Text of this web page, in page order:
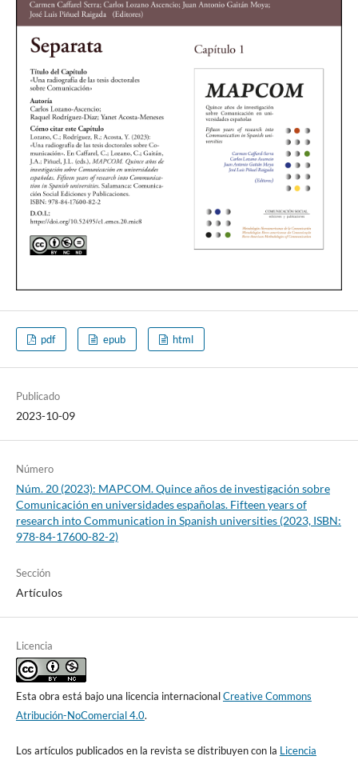
pdf epub html
Publicado
2023-10-09
Número
Núm. 20 (2023): MAPCOM. Quince años de investigación sobre
Comunicación en universidades españolas. Fifteen years of
research into Communication in Spanish universities (2023, ISBN:
978-84-17600-82-2)
Sección
Artículos
Licencia
Esta obra está bajo una licencia internacionalCreative Commons
Atribución-NoComercial 4.0.
Los artículos publicados en la revista se distribuyen con la Licencia